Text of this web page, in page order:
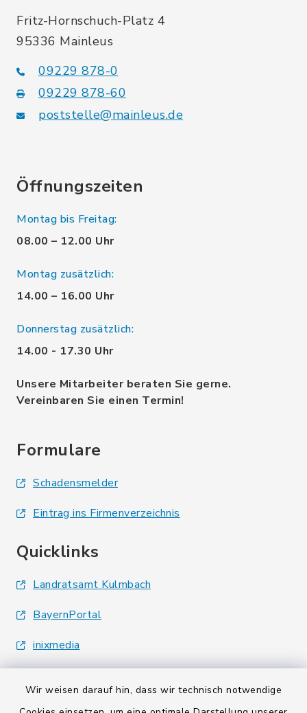
Wir weisen darauf hin, dass wir technisch notwendige
Fritz-Hornschuch-Platz 4
95336 Mainleus
09229 878-0
09229 878-60
poststelle@mainleus.de
Öffnungszeiten
Montag bis Freitag:
08.00 – 12.00 Uhr
Montag zusätzlich:
14.00 – 16.00 Uhr
Donnerstag zusätzlich:
14.00 - 17.30 Uhr
Unsere Mitarbeiter beraten Sie gerne.
Vereinbaren Sie einen Termin!
Formulare
Schadensmelder
Eintrag ins Firmenverzeichnis
Quicklinks
Landratsamt Kulmbach
BayernPortal
inixmedia